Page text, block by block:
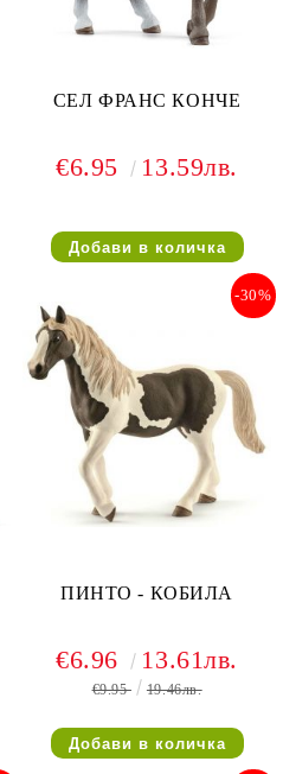
СЕЛ ФРАНС КОНЧЕ
€6.95 13.59лв.
ПИНТО - КОБИЛА
-30%
€6.96 13.61лв.
€9.95 19.46лв.